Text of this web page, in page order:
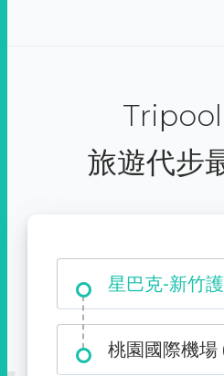
旅遊代步
星巴克-新竹
大霸尖山登山
桃園國際機場